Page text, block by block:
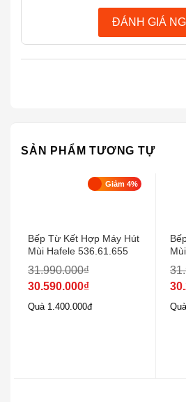
chứa các kim loại nặng độc hại
thân thiện với môi trường.
Bếp từ Bosch PVS851FB1E
rất nhiều tính năng hiện đại giúp
trở lên dễ dàng thuận tiện và
tính năng có thể kể đến như:
Bếp từ Bosch PVS851FB1E
ĐÁNH GIÁ
SẢN PHẨM TƯƠNG TỰ
Giảm 4%
Bếp Từ Kết Hợp Máy Hút
Mùi Hafele 536.61.655
31.990.000₫
30.590.000₫
Quà 1.400.000đ